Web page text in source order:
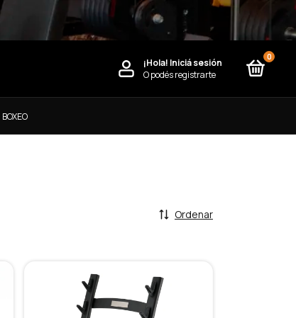
¡Hola! Iniciá sesión
O podés registrarte
0
BOXEO
Ordenar